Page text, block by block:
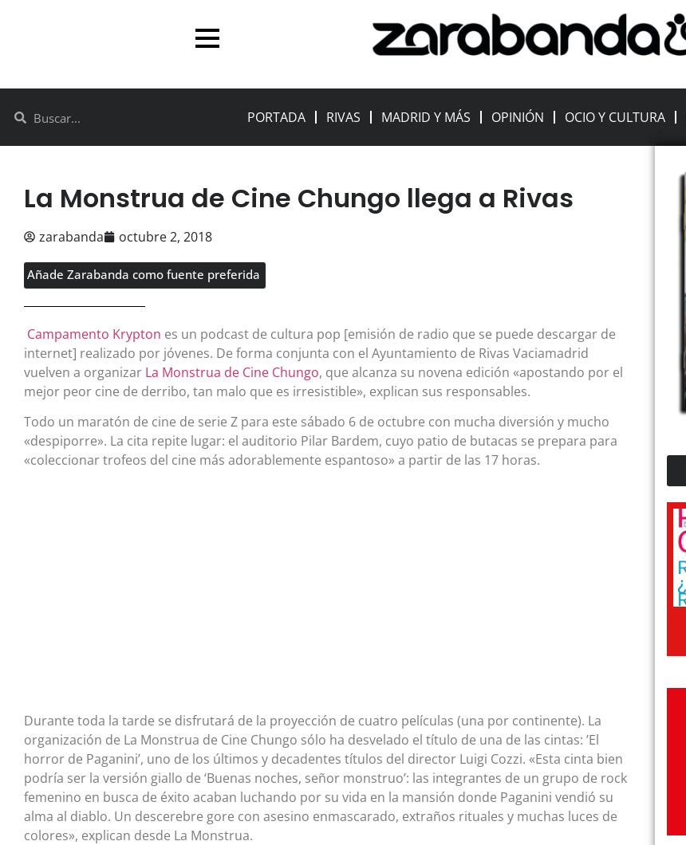
PORTADA RIVAS MADRID Y MÁS OPINIÓN OCIO Y CULTURA
La Monstrua de Cine Chungo llega a Rivas
zarabanda octubre 2, 2018
Añade Zarabanda como fuente preferida
Campamento Krypton es un podcast de cultura pop [emisión de radio que se puede descargar de
internet] realizado por jóvenes. De forma conjunta con el Ayuntamiento de Rivas Vaciamadrid
vuelven a organizar La Monstrua de Cine Chungo, que alcanza su novena edición «apostando por el
mejor peor cine de derribo, tan malo que es irresistible», explican sus responsables.
Todo un maratón de cine de serie Z para este sábado 6 de octubre con mucha diversión y mucho
«despiporre». La cita repite lugar: el auditorio Pilar Bardem, cuyo patio de butacas se prepara para
«coleccionar trofeos del cine más adorablemente espantoso» a partir de las 17 horas.
Durante toda la tarde se disfrutará de la proyección de cuatro películas (una por continente). La
organización de La Monstrua de Cine Chungo sólo ha desvelado el título de una de las cintas: ’El
horror de Paganini’, uno de los últimos y decadentes títulos del director Luigi Cozzi. «Esta cinta bien
podría ser la versión giallo de ‘Buenas noches, señor monstruo’: las integrantes de un grupo de rock
femenino en busca de éxito acaban luchando por su vida en la mansión donde Paganini vendió su
alma al diablo. Un descerebre gore con asesino enmascarado, extraños rituales y muchas luces de
colores», explican desde La Monstrua.